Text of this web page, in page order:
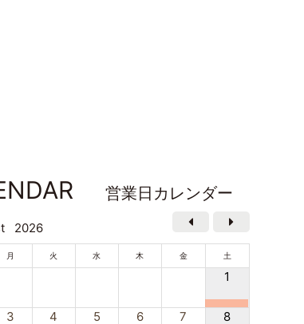
営業日カレンダー
2026
月 火 水 木 金 土
1
3 4 5 6 7 8